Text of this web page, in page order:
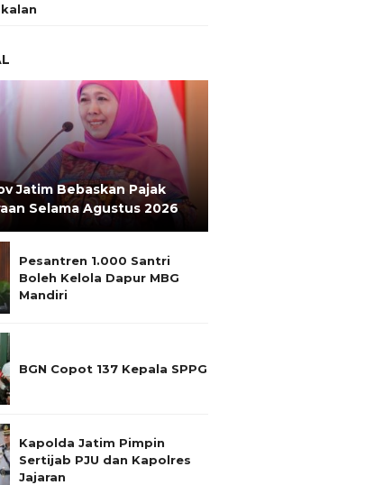
Jatim Bebaskan Pajak
Selama Agustus 2026
Pesantren 1.000 Santri
Boleh Kelola Dapur MBG
Mandiri
BGN Copot 137 Kepala SPPG
Kapolda Jatim Pimpin
Sertijab PJU dan Kapolres
Jajaran